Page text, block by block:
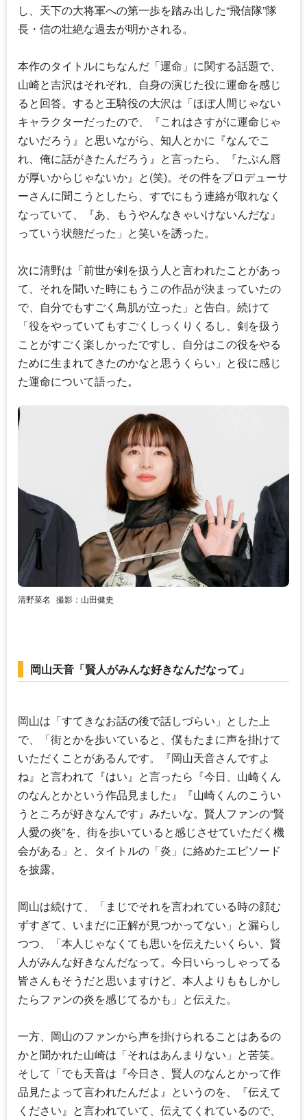
し、天下の大将軍への第一歩を踏み出した“飛信隊”隊
長・信の壮絶な過去が明かされる。
本作のタイトルにちなんだ「運命」に関する話題で、
山崎と吉沢はそれぞれ、自身の演じた役に運命を感じ
ると回答。すると王騎役の大沢は「ほぼ人間じゃない
キャラクターだったので、『これはさすがに運命じゃ
ないだろう』と思いながら、知人とかに『なんでこ
れ、俺に話がきたんだろう』と言ったら、『たぶん唇
が厚いからじゃないか』と(笑)。その件をプロデューサ
ーさんに聞こうとしたら、すでにもう連絡が取れなく
なっていて、『あ、もうやんなきゃいけないんだな』
っていう状態だった」と笑いを誘った。
次に清野は「前世が剣を扱う人と言われたことがあっ
て、それを聞いた時にもうこの作品が決まっていたの
で、自分でもすごく鳥肌が立った」と告白。続けて
「役をやっていてもすごくしっくりくるし、剣を扱う
ことがすごく楽しかったですし、自分はこの役をやる
ために生まれてきたのかなと思うくらい」と役に感じ
た運命について語った。
清野菜名 撮影：山田健史
岡山天音「賢人がみんな好きなんだなって」
岡山は「すてきなお話の後で話しづらい」とした上
で、「街とかを歩いていると、僕もたまに声を掛けて
いただくことがあるんです。『岡山天音さんですよ
ね』と言われて『はい』と言ったら『今日、山崎くん
のなんとかという作品見ました』『山崎くんのこうい
うところが好きなんです』みたいな。賢人ファンの“賢
人愛の炎”を、街を歩いていると感じさせていただく機
会がある」と、タイトルの「炎」に絡めたエピソード
を披露。
岡山は続けて、「まじでそれを言われている時の顔む
ずすぎて、いまだに正解が見つかってない」と漏らし
つつ、「本人じゃなくても思いを伝えたいくらい、賢
人がみんな好きなんだなって。今日いらっしゃってる
皆さんもそうだと思いますけど、本人よりももしかし
たらファンの炎を感じてるかも」と伝えた。
一方、岡山のファンから声を掛けられることはあるの
かと聞かれた山崎は「それはあんまりない」と苦笑。
そして「でも天音は『今日さ、賢人のなんとかって作
品見たよって言われたんだよ』というのを、『伝えて
ください』と言われていて、伝えてくれているので、